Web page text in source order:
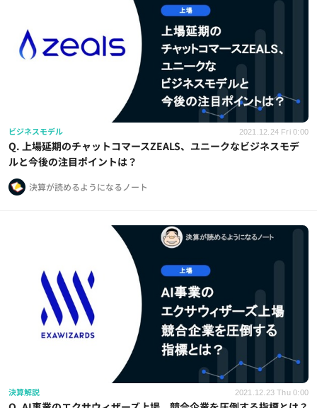
ビジネスモデル 2021.12.24 Fri 0:00
Q. 上場延期のチャットコマースZEALS、ユニークなビジネスモデ
ルと今後の注目ポイントは？
決算が読めるようになるノート
決算解説 2021.12.23 Thu 0:00